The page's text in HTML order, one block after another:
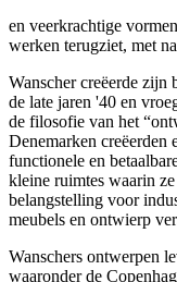
en veerkrachtige
werken terugziet, met
Wanscher creëerde zijn
de late jaren '40 en
de filosofie van het
Denemarken creëerden
functionele en
kleine ruimtes waarin
belangstelling voor
meubels en ontwierp
Wanschers ontwerpen
waaronder de